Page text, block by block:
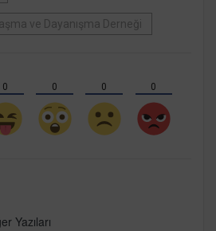
ve Dayanışma Derneği
0 0 0 0
Yazıları